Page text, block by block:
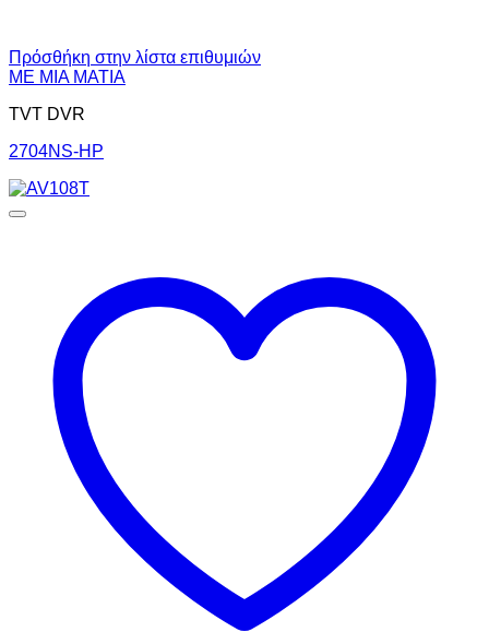
Πρόσθήκη στην λίστα επιθυμιών
ΜΕ ΜΙΑ ΜΑΤΙΑ
TVT DVR
2704NS-HP